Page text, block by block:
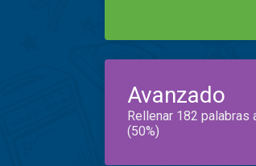
Avanzado
Rellenar 182 palabras
(50%)